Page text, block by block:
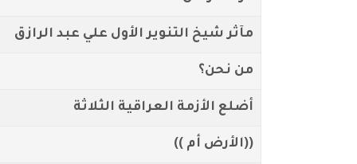
مآثر شيخ التنوير الأول علي عبد الرازق
من نحن؟
أضلع الأزمة العراقية الثلاثة
((الأرض أم ))